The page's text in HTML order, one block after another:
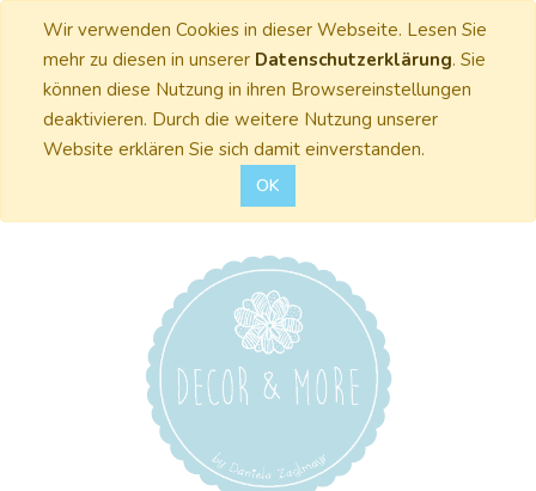
Wir verwenden Cookies in dieser Webseite. Lesen Sie
mehr zu diesen in unserer Datenschutzerklärung. Sie
können diese Nutzung in ihren Browsereinstellungen
deaktivieren. Durch die weitere Nutzung unserer
Website erklären Sie sich damit einverstanden.
OK